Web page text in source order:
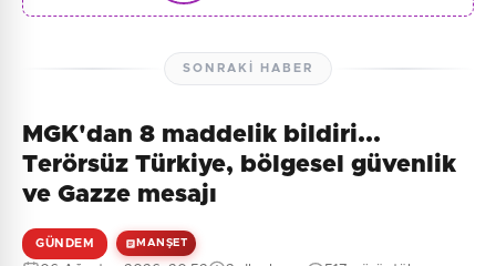
SONRAKI HABER
MGK'dan 8 maddelik bildiri...
Terörsüz Türkiye, bölgesel güvenlik
ve Gazze mesajı
GÜNDEM MANŞET